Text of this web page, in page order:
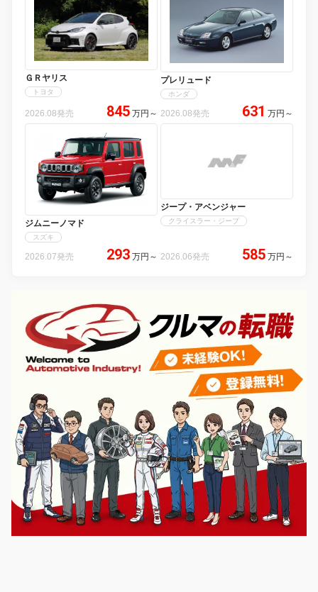
ＧＲヤリス
トヨタ
2026.08発売 845 万円 ～
プレリュード
ホンダ
2026.08発売 631 万円 ～
ジムニーノマド
スズキ
2026.07発売 293 万円 ～
ジープ・アベンジャー
クライスラー・ジープ
2026.06発売 585 万円 ～